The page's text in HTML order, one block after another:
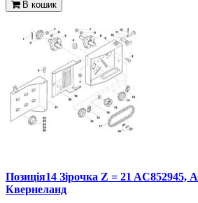
В кошик
Позиція14 Зірочка Z = 21 AC852945,
Квернеланд